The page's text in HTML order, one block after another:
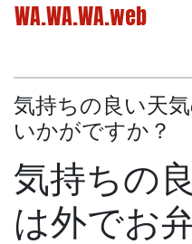
WA.WA.WA.web
気持ちの良い天
いかがですか？
気持ちの
は外でお